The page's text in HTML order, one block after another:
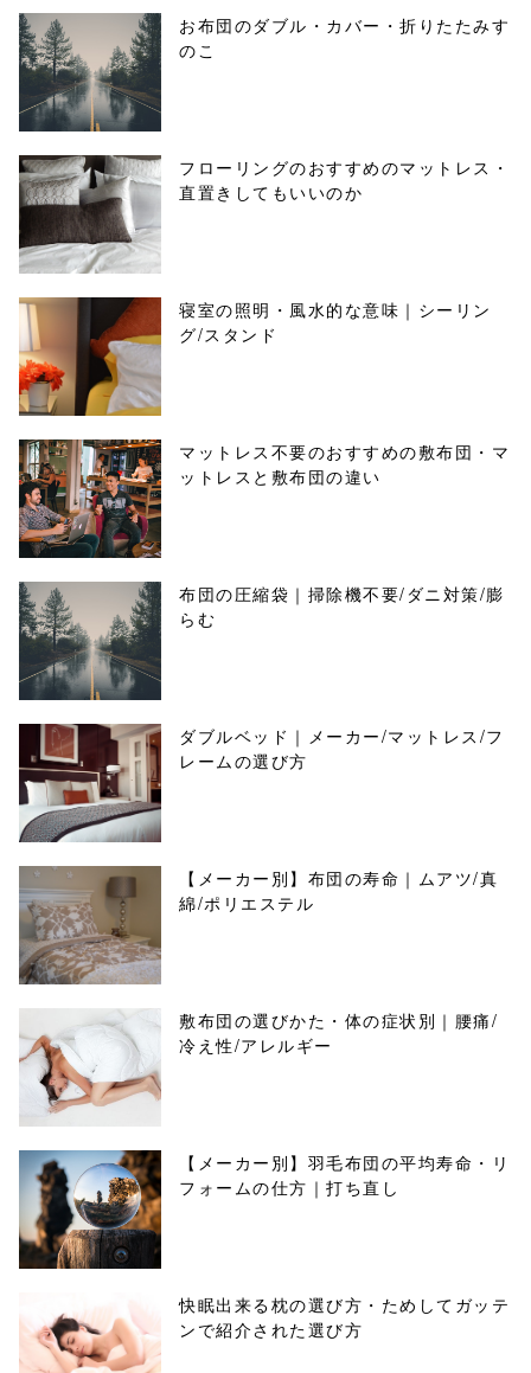
お布団のダブル・カバー・折りたたみす
のこ
フローリングのおすすめのマットレス・
直置きしてもいいのか
寝室の照明・風水的な意味｜シーリン
グ/スタンド
マットレス不要のおすすめの敷布団・マ
ットレスと敷布団の違い
布団の圧縮袋｜掃除機不要/ダニ対策/膨
らむ
ダブルベッド｜メーカー/マットレス/フ
レームの選び方
【メーカー別】布団の寿命｜ムアツ/真
綿/ポリエステル
敷布団の選びかた・体の症状別｜腰痛/
冷え性/アレルギー
【メーカー別】羽毛布団の平均寿命・リ
フォームの仕方｜打ち直し
快眠出来る枕の選び方・ためしてガッテ
ンで紹介された選び方